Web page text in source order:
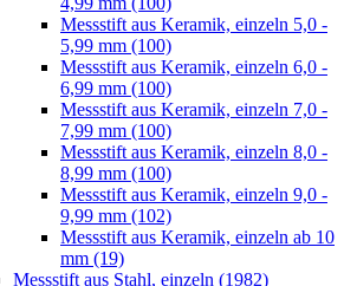
Messstift aus Keramik, einzeln 5,0 -
5,99 mm (100)
Messstift aus Keramik, einzeln 6,0 -
6,99 mm (100)
Messstift aus Keramik, einzeln 7,0 -
7,99 mm (100)
Messstift aus Keramik, einzeln 8,0 -
8,99 mm (100)
Messstift aus Keramik, einzeln 9,0 -
9,99 mm (102)
Messstift aus Keramik, einzeln ab 10
mm (19)
Messstift aus Stahl, einzeln (1982)